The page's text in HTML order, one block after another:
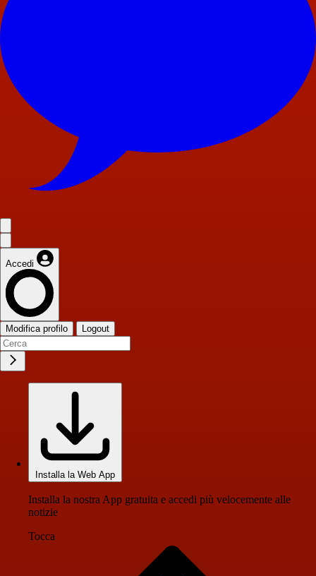
Accedi
Modifica profilo Logout
Installa la Web App
Installa la nostra App gratuita e accedi più velocemente alle
notizie
Tocca